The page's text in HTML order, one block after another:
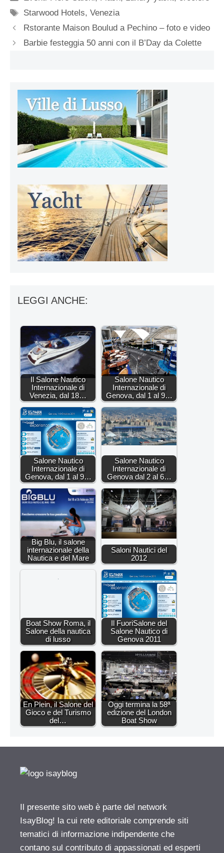
Tag
Starwood Hotels,Venezia
Rstorante Maison Boulud a Pechino – foto e video
Barbie festeggia 50 anni con il B’Day da Colette
LEGGI ANCHE:
Il Salone Nautico
Internazionale di
Venezia, dal 18…
Salone Nautico
Internazionale di
Genova, dal 1 al 9…
Salone Nautico
Internazionale di
Genova, dal 1 al 9…
Salone Nautico
Internazionale di
Genova dal 2 al 6…
Big Blu, il salone
internazionale della
Nautica e del Mare
Saloni Nautici del
2012
Boat Show Roma, il
Salone della nautica
di lusso
Il FuoriSalone del
Salone Nautico di
Genova 2011
En Plein, il Salone del
Gioco e del Turismo
del…
Oggi termina la 58ª
edizione del London
Boat Show
Il presente sito web è parte del network
IsayBlog! la cui rete editoriale comprende siti
tematici di informazione indipendente che
contano sul contributo di appassionati ed esperti